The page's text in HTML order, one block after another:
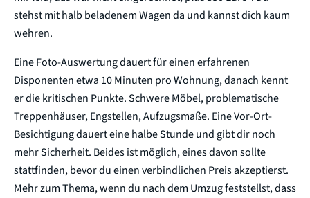
stehst mit halb beladenem Wagen da und kannst dich kaum
wehren.
Eine Foto-Auswertung dauert für einen erfahrenen
Disponenten etwa 10 Minuten pro Wohnung, danach kennt
er die kritischen Punkte. Schwere Möbel, problematische
Treppenhäuser, Engstellen, Aufzugsmaße. Eine Vor-Ort-
Besichtigung dauert eine halbe Stunde und gibt dir noch
mehr Sicherheit. Beides ist möglich, eines davon sollte
stattfinden, bevor du einen verbindlichen Preis akzeptierst.
Mehr zum Thema, wenn du nach dem Umzug feststellst, dass